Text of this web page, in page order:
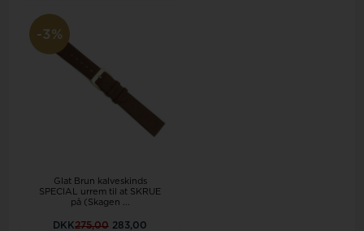
-3%
Glat Brun kalveskinds
SPECIAL urrem til at SKRUE
på (Skagen ...
DKK275,00 283,00